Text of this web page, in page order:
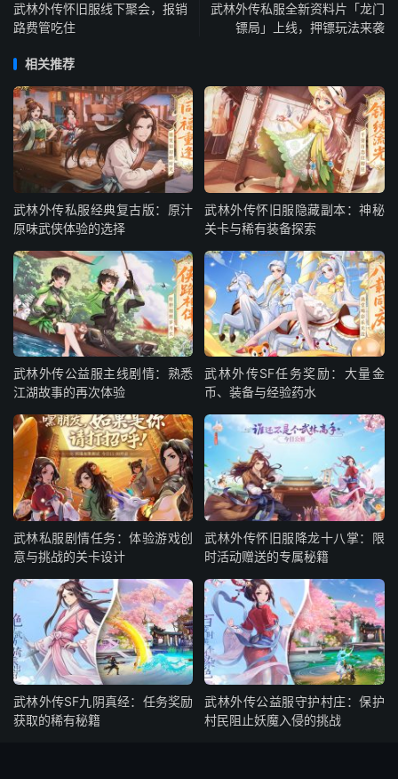
武林外传怀旧服线下聚会，报销
路费管吃住
武林外传私服全新资料片「龙门
镖局」上线，押镖玩法来袭
相关推荐
武林外传私服经典复古版：原汁
原味武侠体验的选择
武林外传怀旧服隐藏副本：神秘
关卡与稀有装备探索
武林外传公益服主线剧情：熟悉
江湖故事的再次体验
武林外传SF任务奖励：大量金
币、装备与经验药水
武林私服剧情任务：体验游戏创
意与挑战的关卡设计
武林外传怀旧服降龙十八掌：限
时活动赠送的专属秘籍
武林外传SF九阴真经：任务奖励
获取的稀有秘籍
武林外传公益服守护村庄：保护
村民阻止妖魔入侵的挑战